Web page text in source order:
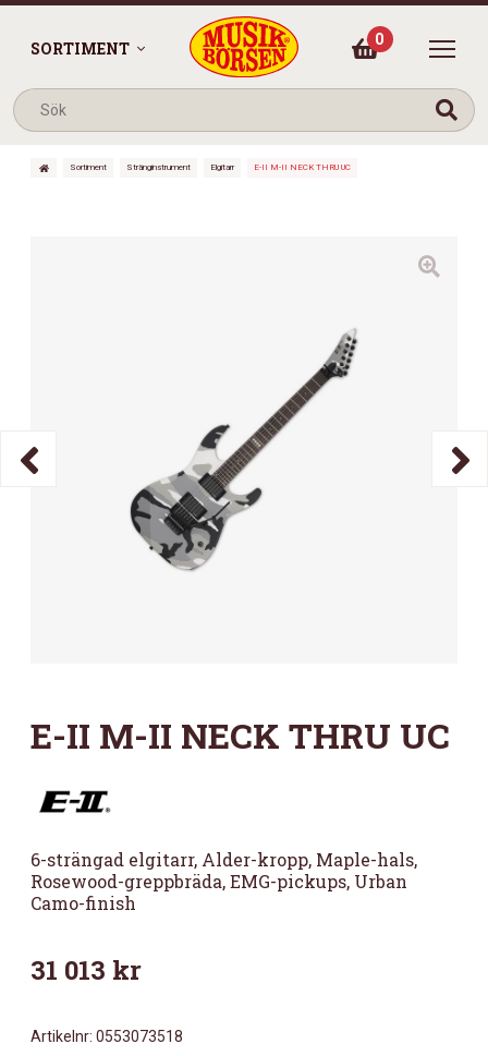
SORTIMENT 0
Sortiment Stränginstrument Elgitarr E-II M-II NECK THRU UC
E-II M-II NECK THRU UC
6-strängad elgitarr, Alder-kropp, Maple-hals,
Rosewood-greppbräda, EMG-pickups, Urban
Camo-finish
31 013 kr
Artikelnr: 0553073518